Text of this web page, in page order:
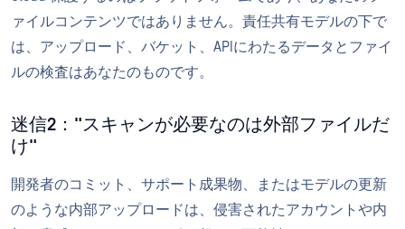
ァイルコンテンツではありません。責任共有モデルの下で
は、アップロード、バケット、APIにわたるデータとファイ
ルの検査はあなたのものです。
迷信2："スキャンが必要なのは外部ファイルだ
け"
開発者のコミット、サポート成果物、またはモデルの更新
のような内部アップロードは、侵害されたアカウントや内